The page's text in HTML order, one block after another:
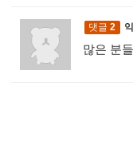
댓글 2
많은 분